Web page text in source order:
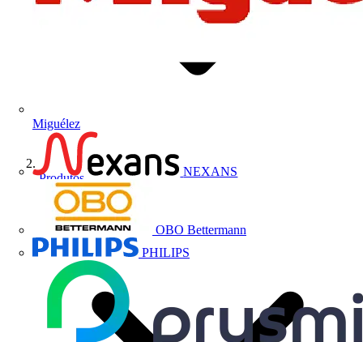
Miguélez
NEXANS
OBO Bettermann
PHILIPS
Produtos